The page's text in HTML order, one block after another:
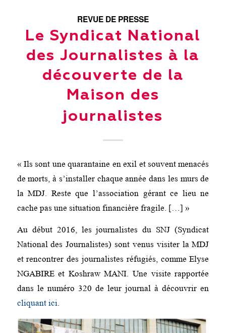
REVUE DE PRESSE
Le Syndicat National
des Journalistes à la
découverte de la
Maison des
journalistes
« Ils sont une quarantaine en exil et souvent menacés
de morts, à s’installer chaque année dans les murs de
la MDJ. Reste que l’association gérant ce lieu ne
cache pas une situation financière fragile. […] »
Au début 2016, les journalistes du SNJ (Syndicat
National des Journalistes) sont venus visiter la MDJ
et rencontrer des journalistes réfugiés, comme Elyse
NGABIRE et Koshraw MANI. Une visite rapportée
dans le numéro 320 de leur journal à découvrir en
cliquant ici.